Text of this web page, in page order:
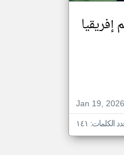
Jan 19, 2026
الكلمات: ١٤١